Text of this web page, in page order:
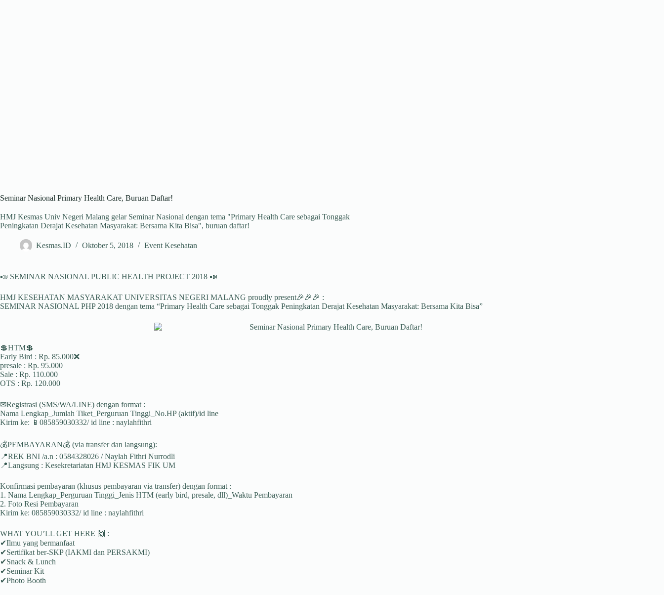
Seminar Nasional Primary Health Care, Buruan Daftar!
HMJ Kesmas Univ Negeri Malang gelar Seminar Nasional dengan tema "Primary Health Care sebagai Tonggak
Peningkatan Derajat Kesehatan Masyarakat: Bersama Kita Bisa", buruan daftar!
Kesmas.ID Oktober 5, 2018 Event Kesehatan
📣 SEMINAR NASIONAL PUBLIC HEALTH PROJECT 2018 📣
HMJ KESEHATAN MASYARAKAT UNIVERSITAS NEGERI MALANG proudly present🎉🎉🎉 :
SEMINAR NASIONAL PHP 2018 dengan tema “Primary Health Care sebagai Tonggak Peningkatan Derajat Kesehatan Masyarakat: Bersama Kita Bisa”
💲HTM💲
Early Bird : Rp. 85.000❌
presale : Rp. 95.000
Sale : Rp. 110.000
OTS : Rp. 120.000
✉Registrasi (SMS/WA/LINE) dengan format :
Nama Lengkap_Jumlah Tiket_Perguruan Tinggi_No.HP (aktif)/id line
Kirim ke: 📱085859030332/ id line : naylahfithri
💰PEMBAYARAN💰 (via transfer dan langsung):
📍REK BNI /a.n : 0584328026 / Naylah Fithri Nurrodli
📍Langsung : Kesekretariatan HMJ KESMAS FIK UM
Konfirmasi pembayaran (khusus pembayaran via transfer) dengan format :
1. Nama Lengkap_Perguruan Tinggi_Jenis HTM (early bird, presale, dll)_Waktu Pembayaran
2. Foto Resi Pembayaran
Kirim ke: 085859030332/ id line : naylahfithri
WHAT YOU’LL GET HERE 🙌 :
✔Ilmu yang bermanfaat
✔Sertifikat ber-SKP (IAKMI dan PERSAKMI)
✔Snack & Lunch
✔Seminar Kit
✔Photo Booth